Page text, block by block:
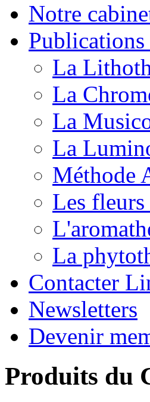
Notre
La
La
La
La
Méthode
Les fleurs
La
Contacter
Newsletters
Devenir
Produits du